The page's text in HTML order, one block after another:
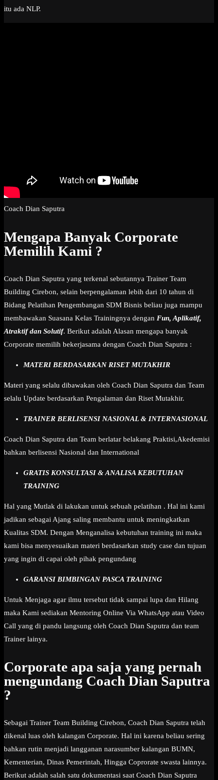
itu ada NLP.
Coach Dian Saputra
Mengapa Banyak Corporate
Memilih Kami ?
Coach Dian Saputra yang terkenal sebutannya Trainer Team
Building Cirebon, selain berpengalaman lebih dari 10 tahun di
Bidang Pelatihan Pengembangan SDM Bisnis beliau juga mampu
membawakan Suasana Kelas Trainingnya dengan Fun, Aplikatif,
Atraktif dan Solutif. Berikut adalah Alasan mengapa banyak
Corporate memilih bekerjasama dengan Coach Dian Saputra :
MATERI BERDASARKAN RISET MUTAKHIR
Materi yang selalu dibawakan oleh Coach Dian Saputra dan Team
selalu Update berdasarkan Pengalaman dan Riset Mutakhir.
TRAINER BERLISENSI NASIONAL & INTERNASIONAL
Coach Dian Saputra dan Team berlatar belakang Praktisi,Akedemisi
bahkan berlisensi Nasional dan International
GRATIS KONSULTASI & ANALISA KEBUTUHAN
TRAINING
Hal yang Mutlak di lakukan untuk sebuah pelatihan . Hal ini kami
jadikan sebagai Ajang saling membantu untuk meningkatkan
Kualitas SDM. Dengan Menganalisa kebutuhan training ini maka
kami bisa menyesuaikan materi berdasarkan study case dan tujuan
yang ingin di capai oleh pihak pengundang
GARANSI BIMBINGAN PASCA TRAINING
Untuk Menjaga agar ilmu tersebut tidak sampai lupa dan Hilang
maka Kami sediakan Mentoring Online Via WhatsApp atau Video
Call yang di pandu langsung oleh Coach Dian Saputra dan team
Trainer lainya.
Corporate apa saja yang pernah
mengundang Coach Dian Saputra
?
Sebagai Trainer Team Building Cirebon, Coach Dian Saputra telah
dikenal luas oleh kalangan Corporate. Hal ini karena beliau sering
bahkan rutin menjadi langganan narasumber kalangan BUMN,
Kementerian, Dinas Pemerintah, Hingga Coprorate swasta lainnya.
Berikut adalah salah satu dokumentasi saat Coach Dian Saputra